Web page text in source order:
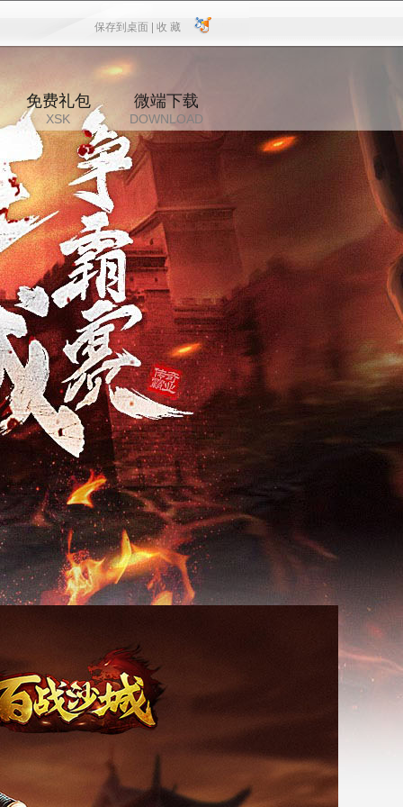
保存到桌面 |
保存到桌面 收 藏
收 藏
免费礼包
XSK
微端下载
DOWNLOAD